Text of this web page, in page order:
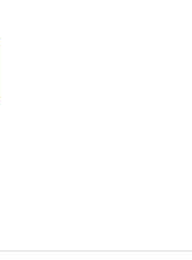
toilet en spiegel
laminaat en
trap bereik je de